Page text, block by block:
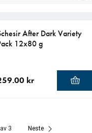
After Dark Variety
12x80 g
kr
av 3 Neste